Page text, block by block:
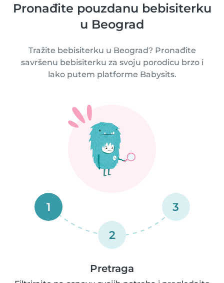
Pronađite pouzdanu bebisiterku
u Beograd
Tražite bebisiterku u Beograd? Pronađite
savršenu bebisiterku za svoju porodicu brzo i
lako putem platforme Babysits.
1
2
3
Pretraga